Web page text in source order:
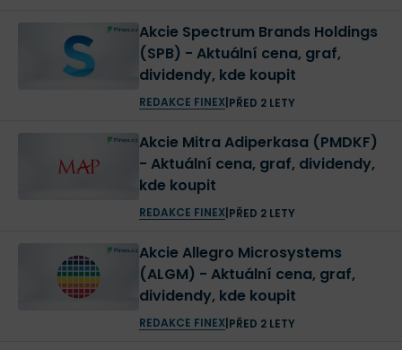
Akcie Spectrum Brands Holdings
(SPB) - Aktuální cena, graf,
dividendy, kde koupit
REDAKCE FINEX| PŘED 2 LETY
Akcie Mitra Adiperkasa (PMDKF)
- Aktuální cena, graf, dividendy,
kde koupit
REDAKCE FINEX| PŘED 2 LETY
Akcie Allegro Microsystems
(ALGM) - Aktuální cena, graf,
dividendy, kde koupit
REDAKCE FINEX| PŘED 2 LETY